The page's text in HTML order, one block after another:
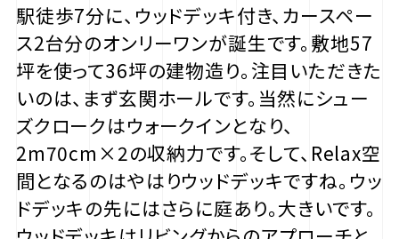
駅徒歩7分に、ウッドデッキ付き、カースペー
ス2台分のオンリーワンが誕生です。敷地57
坪を使って36坪の建物造り。注目いただきた
いのは、まず玄関ホールです。当然にシュー
ズクロークはウォークインとなり、
2m70cm×2の収納力です。そして、Relax空
間となるのはやはりウッドデッキですね。ウッ
ドデッキの先にはさらに庭あり。大きいです。